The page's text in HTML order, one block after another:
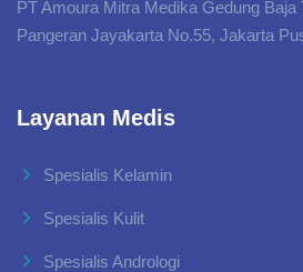
PT Amoura Mitra Medika Gedung Baja
Pangeran Jayakarta No.55, Jakarta
Layanan Medis
Spesialis Kelamin
Spesialis Kulit
Spesialis Andrologi